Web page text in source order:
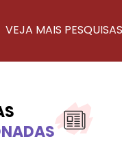
VEJA MAIS PESQUISAS